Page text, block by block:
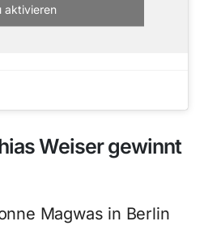
aktivieren
Weiser gewinnt
Magwas in Berlin